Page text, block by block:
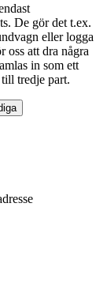
De gör det t.ex.
eller logga
att dra några
in som ett
tredje part.